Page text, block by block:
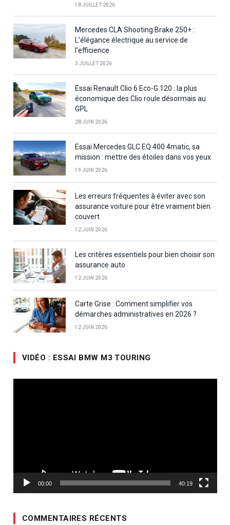
18 JUILLET 2026
Mercedes CLA Shooting Brake 250+ :
L’élégance électrique au service de
l’efficience
3 JUILLET 2026
Essai Renault Clio 6 Eco-G 120 : la plus
économique des Clio roule désormais au
GPL
28 JUIN 2026
Essai Mercedes GLC EQ 400 4matic, sa
mission : mettre des étoiles dans vos yeux
19 JUIN 2026
Les erreurs fréquentes à éviter avec son
assurance voiture pour être vraiment bien
couvert
12 JUIN 2026
Les critères essentiels pour bien choisir son
assurance auto
12 JUIN 2026
Carte Grise : Comment simplifier vos
démarches administratives en 2026 ?
12 JUIN 2026
VIDÉO : ESSAI BMW M3 TOURING
00:00 40:19
COMMENTAIRES RÉCENTS